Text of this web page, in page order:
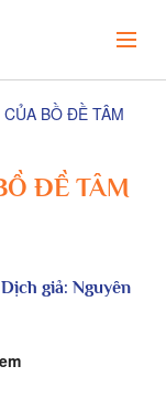
BỒ ĐỀ TÂM
ĐỀ TÂM
Dịch giả: Nguyên